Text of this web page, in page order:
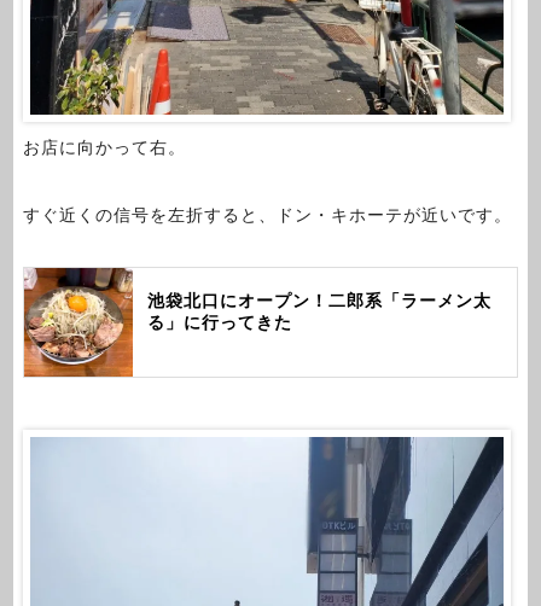
お店に向かって右。
すぐ近くの信号を左折すると、ドン・キホーテが近いです。
池袋北口にオープン！二郎系「ラーメン太
る」に行ってきた